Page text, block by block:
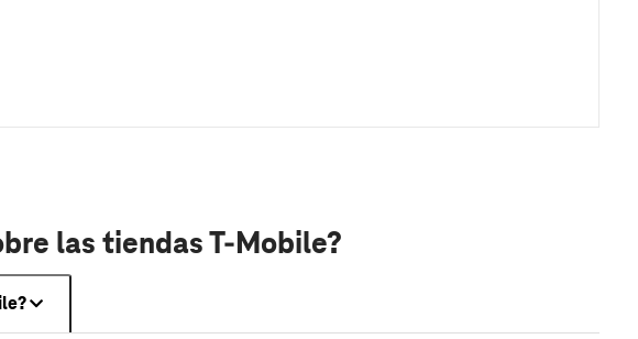
las tiendas T-Mobile?